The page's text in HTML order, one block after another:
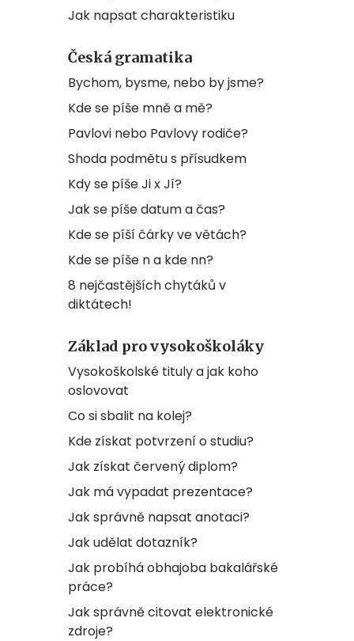
Jak napsat charakteristiku
Česká gramatika
Bychom, bysme, nebo by jsme?
Kde se píše mně a mě?
Pavlovi nebo Pavlovy rodiče?
Shoda podmětu s přísudkem
Kdy se píše Ji x Jí?
Jak se píše datum a čas?
Kde se píší čárky ve větách?
Kde se píše n a kde nn?
8 nejčastějších chytáků v
diktátech!
Základ pro vysokoškoláky
Vysokoškolské tituly a jak koho
oslovovat
Co si sbalit na kolej?
Kde získat potvrzení o studiu?
Jak získat červený diplom?
Jak má vypadat prezentace?
Jak správně napsat anotaci?
Jak udělat dotazník?
Jak probíhá obhajoba bakalářské
práce?
Jak správně citovat elektronické
zdroje?